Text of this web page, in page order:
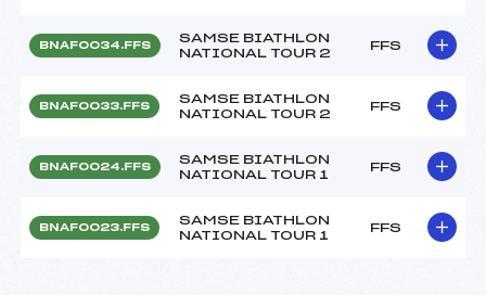
BNAF0034.FFS
SAMSE BIATHLON
NATIONAL TOUR 2
FFS
BNAF0033.FFS
SAMSE BIATHLON
NATIONAL TOUR 2
FFS
BNAF0024.FFS
SAMSE BIATHLON
NATIONAL TOUR 1
FFS
BNAF0023.FFS
SAMSE BIATHLON
NATIONAL TOUR 1
FFS